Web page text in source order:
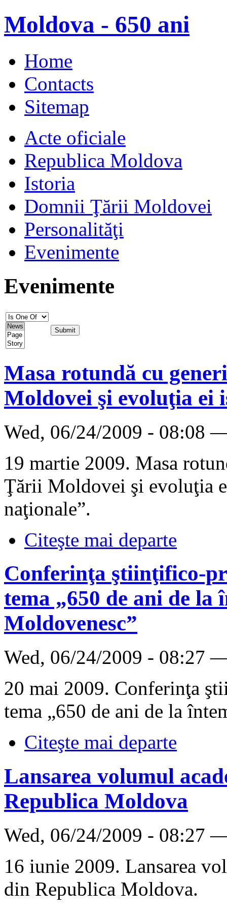
Moldova - 650 ani
Home
Contacts
Sitemap
Acte oficiale
Republica Moldova
Istoria
Domnii Ţării Moldovei
Personalităţi
Evenimente
Evenimente
Masa rotundă cu
Moldovei şi evoluţia ei
Wed, 06/24/2009 - 08:08
19 martie 2009. Masa
Ţării Moldovei şi evoluţia
naţionale”.
Citeşte mai departe
Conferinţa ştiinţifico-
tema „650 de ani de la
Moldovenesc”
Wed, 06/24/2009 - 08:27
20 mai 2009. Conferinţa
tema „650 de ani de la
Citeşte mai departe
Lansarea volumul
Republica Moldova
Wed, 06/24/2009 - 08:27
16 iunie 2009. Lansarea
din Republica Moldova.